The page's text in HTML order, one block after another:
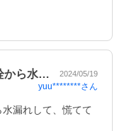
から水… 2024/05/19
yuu********さん
漏れして、慌てて